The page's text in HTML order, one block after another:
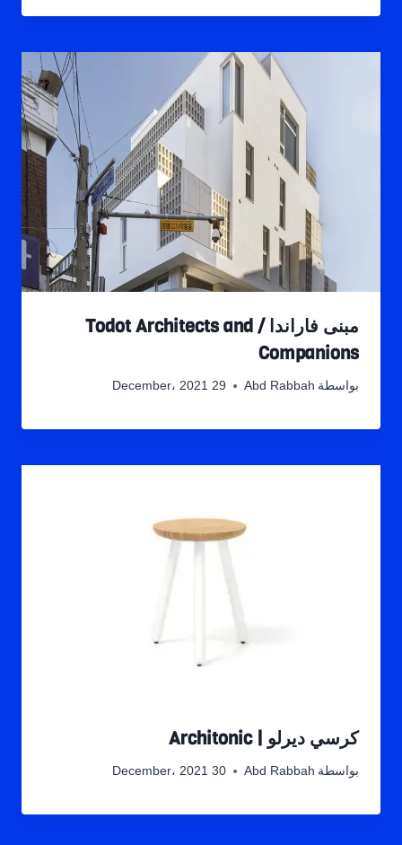
مبنى فاراندا / Todot Architects and
Companions
بواسطة Abd Rabbah 29 December، 2021
كرسي ديرلو | Architonic
بواسطة Abd Rabbah 30 December، 2021